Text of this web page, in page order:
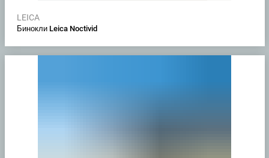
LEICA
Бинокли Leica Noctivid